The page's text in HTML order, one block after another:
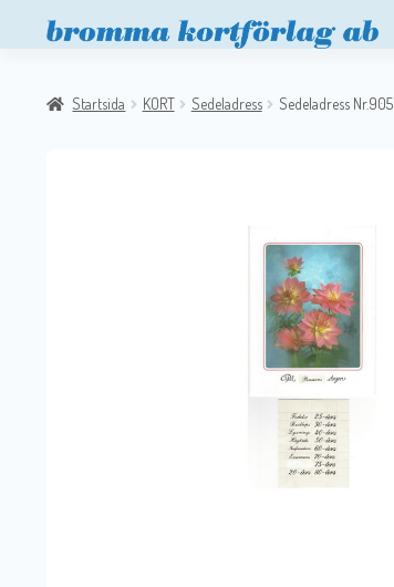
Startsida KORT Sedeladress Sedeladress Nr.905